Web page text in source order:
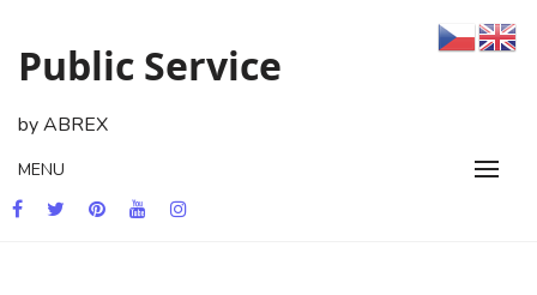
content
Public Service
by ABREX
MENU